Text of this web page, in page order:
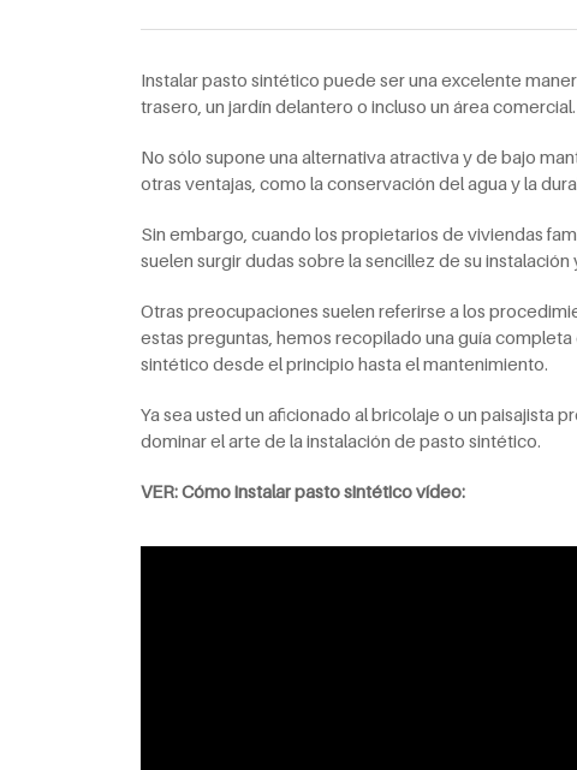
Instalar pasto sintético puede ser una excelente
trasero, un jardín delantero o incluso un área comercial.
No sólo supone una alternativa atractiva y de bajo
otras ventajas, como la conservación del agua y la
Sin embargo, cuando los propietarios de viviendas
suelen surgir dudas sobre la sencillez de su
Otras preocupaciones suelen referirse a los
estas preguntas, hemos recopilado una guía
sintético desde el principio hasta el mantenimiento.
Ya sea usted un aficionado al bricolaje o un paisajista
dominar el arte de la instalación de pasto sintético.
VER: Cómo instalar pasto sintético vídeo: